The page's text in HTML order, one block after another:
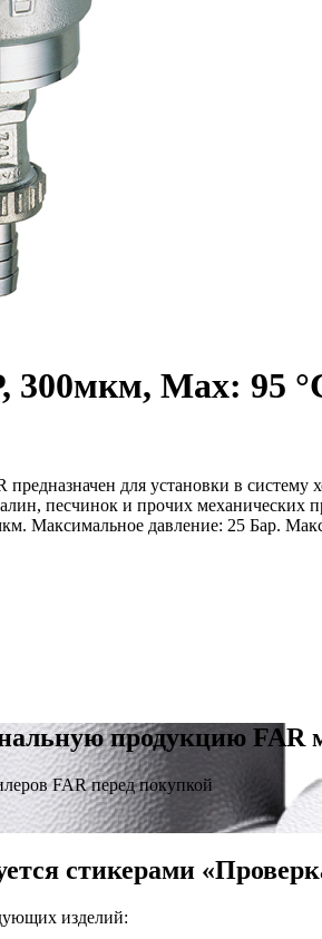
Max: 95
предназначен для установки в
песчинок и прочих
Максимальное давление: 25 Бар.
продукцию
FAR перед покупкой
стикерами
изделий: